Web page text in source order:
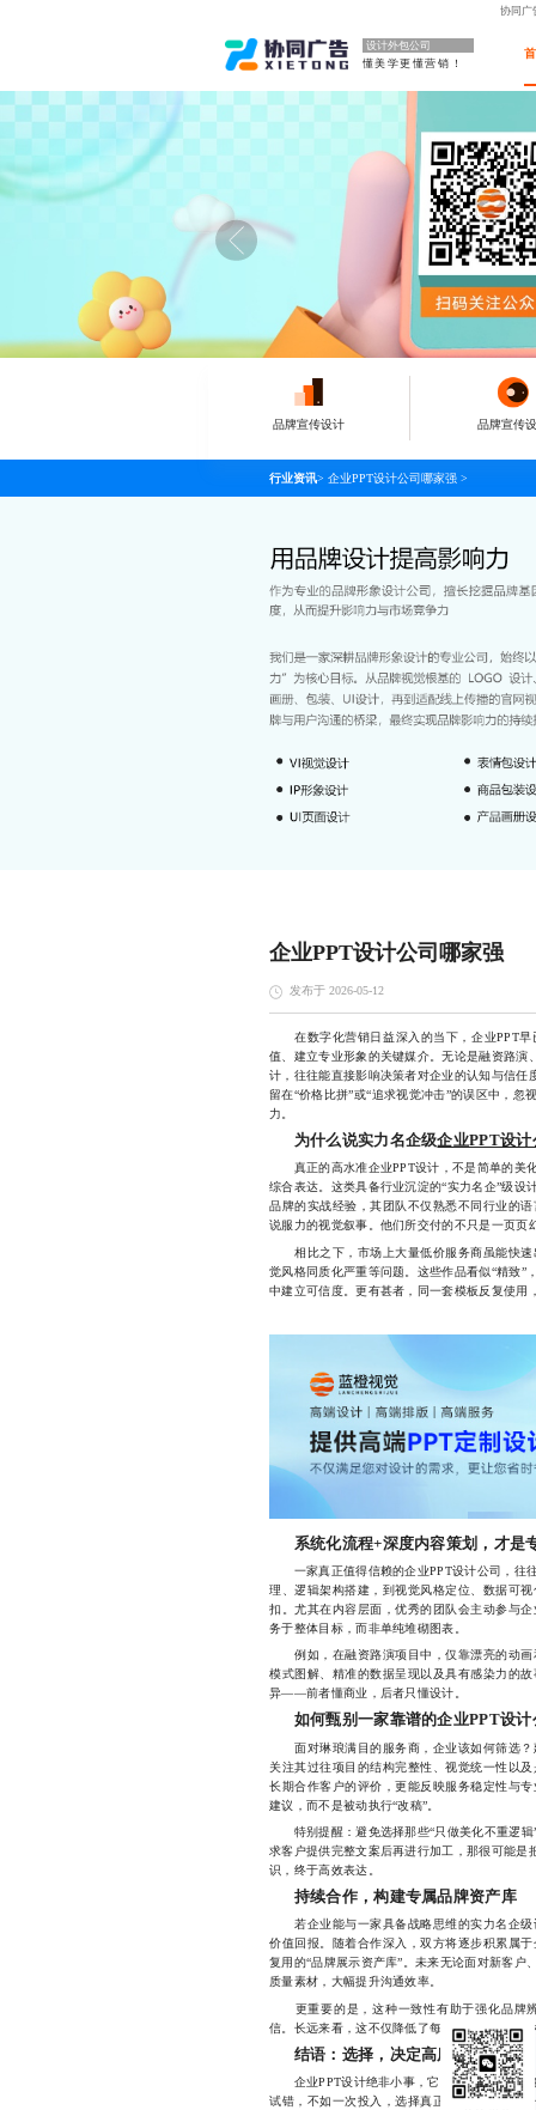
协同广
设计外包公司
懂美学更懂营销！
品牌宣传设计 品牌宣传
行业资讯> 企业PPT设计公司哪家强 >
企业PPT设计公司哪家强
发布于 2026-05-12
在数字化营销日益深入的当下，企业PPT早
值、建立专业形象的关键媒介。无论是融资路演
计，往往能直接影响决策者对企业的认知与信任
留在“价格比拼”或“追求视觉冲击”的误区中，
力。
为什么说实力名企级企业PPT设计
真正的高水准企业PPT设计，不是简单的美
综合表达。这类具备行业沉淀的“实力名企”级
品牌的实战经验，其团队不仅熟悉不同行业的
说服力的视觉叙事。他们所交付的不只是一页页
相比之下，市场上大量低价服务商虽能快速
觉风格同质化严重等问题。这些作品看似“精致
中建立可信度。更有甚者，同一套模板反复使用
系统化流程+深度内容策划，才是
一家真正值得信赖的企业PPT设计公司，往
理、逻辑架构搭建，到视觉风格定位、数据可
扣。尤其在内容层面，优秀的团队会主动参与
务于整体目标，而非单纯堆砌图表。
例如，在融资路演项目中，仅靠漂亮的动画
模式图解、精准的数据呈现以及具有感染力的
异——前者懂商业，后者只懂设计。
如何甄别一家靠谱的企业PPT设计
面对琳琅满目的服务商，企业该如何筛选？
关注其过往项目的结构完整性、视觉统一性以
长期合作客户的评价，更能反映服务稳定性与
建议，而不是被动执行“改稿”。
特别提醒：避免选择那些“只做美化不重逻辑
求客户提供完整文案后再进行加工，那很可能是
识，终于高效表达。
持续合作，构建专属品牌资产库
若企业能与一家具备战略思维的实力名企级
价值回报。随着合作深入，双方将逐步积累属
复用的“品牌展示资产库”。未来无论面对新客
质量素材，大幅提升沟通效率。
更重要的是，这种一致性有助于强化品牌
信。长远来看，这不仅降低了每次制作的成本
结语：选择，决定高度
企业PPT设计绝非小事，它承载着企业的战
试错，不如一次投入，选择真正懂你、能陪你